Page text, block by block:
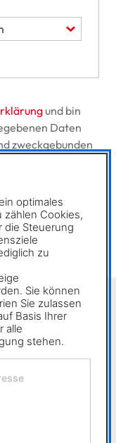
und bin
Daten
zweckgebunden
Anmelden
optimales
zählen Cookies,
die Steuerung
zu
Sie können
Sie zulassen
Basis Ihrer
alle
stehen.